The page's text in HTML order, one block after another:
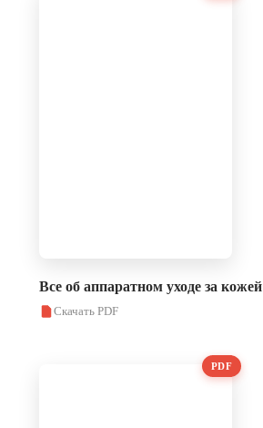
Все об аппаратном уходе за кожей
Скачать PDF
PDF